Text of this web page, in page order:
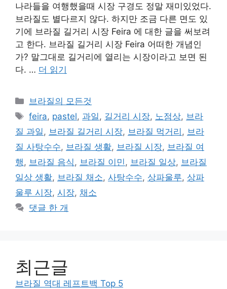
나라들을 여행했을때 시장 구경도 정말 재미있었다.
브라질도 별다르지 않다. 하지만 조금 다른 면도 있
기에 브라질 길거리 시장 Feira 에 대한 글을 써보려
고 한다. 브라질 길거리 시장 Feira 어떠한 개념인
가? 말그대로 길거리에 열리는 시장이라고 보면 된
다. … 더 읽기
카
테
리
브라질의 모든것
태
그
feira, pastel, 과일 , 길거리 시장, 노점상, 브라
질 과일 , 브라질 길거리 시장, 브라질 먹거리 , 브라
질 사탕수수, 브라질 생활, 브라질 시장, 브라질 여
행 , 브라질 음식 , 브라질 이민 , 브라질 일상, 브라질
일상 생활, 브라질 채소, 사탕수수, 상파울루, 상파
울루 시장, 시장, 채소
댓글 한 개
최근글
브라질 역대 레프트백 Top 5